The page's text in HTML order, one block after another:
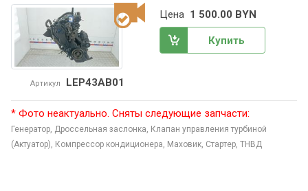
Артикул LEP43AB01
Цена 1 500.00 BYN
Купить
* Фото неактуально. Сняты следующие запчасти:
Генератор, Дроссельная заслонка, Клапан управления турбиной
(Актуатор), Компрессор кондиционера, Маховик, Стартер, ТНВД